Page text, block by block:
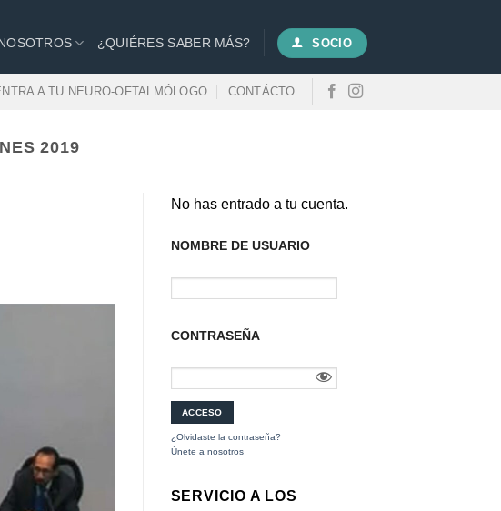
¿QUIÉRES SABER MÁS? SOCIO
A TU NEURO-OFTALMÓLOGO CONTÁCTO
2019
No has entrado a tu cuenta.
NOMBRE DE USUARIO
CONTRASEÑA
¿Olvidaste la contraseña?
Únete a nosotros
SERVICIO A LOS